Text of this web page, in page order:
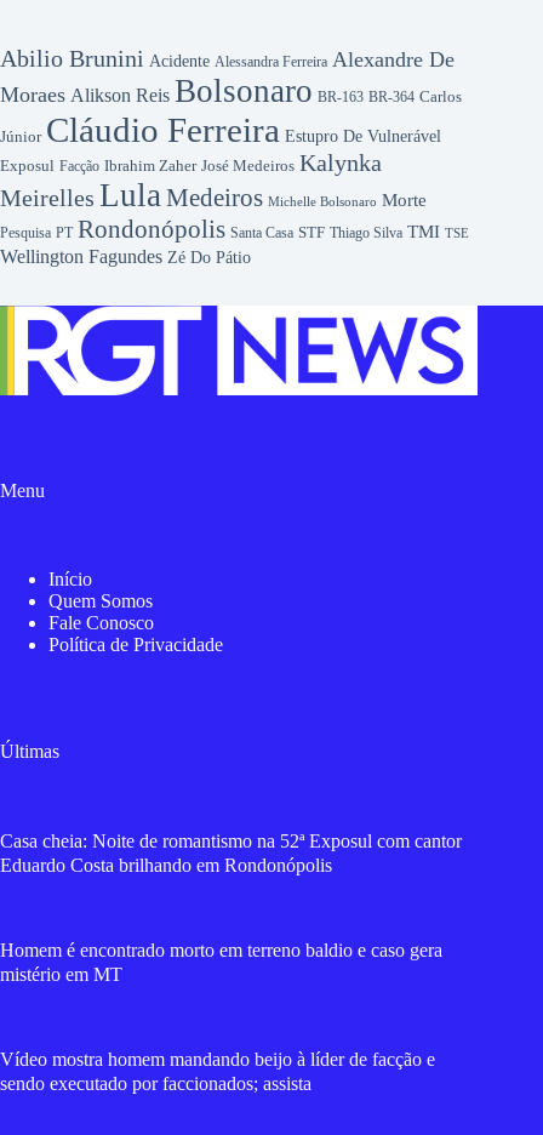
Abilio Brunini Acidente Alessandra Ferreira Alexandre De
Moraes Alikson Reis Bolsonaro BR-163 BR-364 Carlos
Júnior Cláudio Ferreira Estupro De Vulnerável
Exposul Facção Ibrahim Zaher José Medeiros Kalynka
Meirelles Lula Medeiros Michelle Bolsonaro Morte
Pesquisa PT Rondonópolis Santa Casa STF Thiago Silva TMI TSE
Wellington Fagundes Zé Do Pátio
Menu
Início
Quem Somos
Fale Conosco
Política de Privacidade
Últimas
Casa cheia: Noite de romantismo na 52ª Exposul com cantor
Eduardo Costa brilhando em Rondonópolis
Homem é encontrado morto em terreno baldio e caso gera
mistério em MT
Vídeo mostra homem mandando beijo à líder de facção e
sendo executado por faccionados; assista